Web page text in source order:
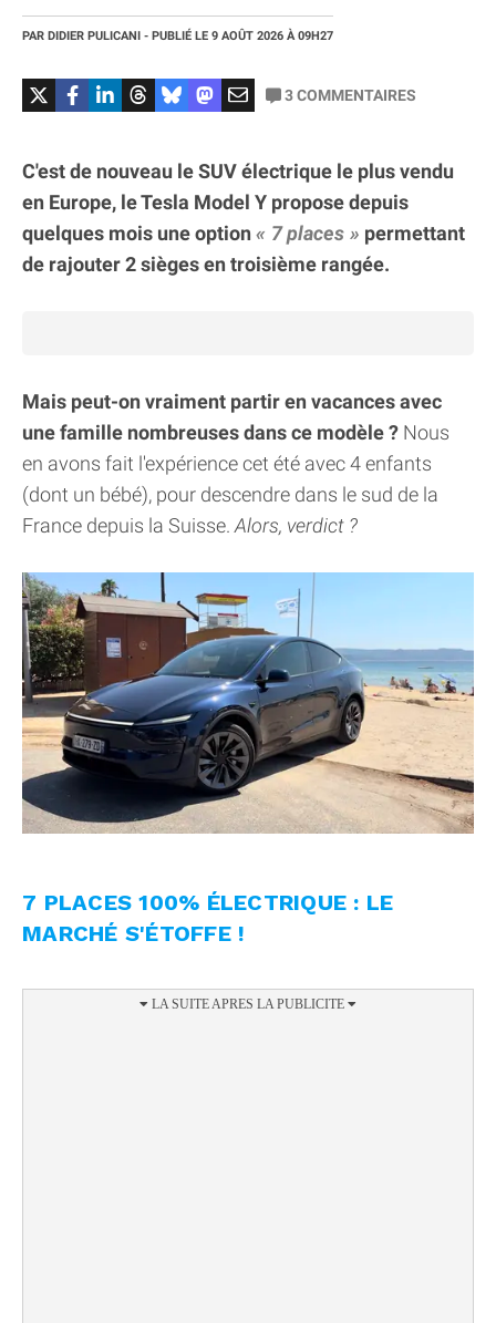
PAR DIDIER PULICANI - PUBLIÉ LE 9 AOÛT 2026 À 09H27
3COMMENTAIRES
C'est de nouveau le SUV électrique le plus vendu
en Europe, le Tesla Model Y propose depuis
quelques mois une option
7 places
permettant
de rajouter 2 sièges en troisième rangée.
Mais peut-on vraiment partir en vacances avec
une famille nombreuses dans ce modèle ? Nous
en avons fait l'expérience cet été avec 4 enfants
(dont un bébé), pour descendre dans le sud de la
France depuis la Suisse. Alors, verdict ?
7 PLACES 100% ÉLECTRIQUE : LE
MARCHÉ S'ÉTOFFE !